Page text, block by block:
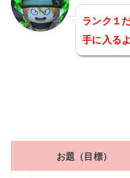
ランク１
手に入る
お題（目標）